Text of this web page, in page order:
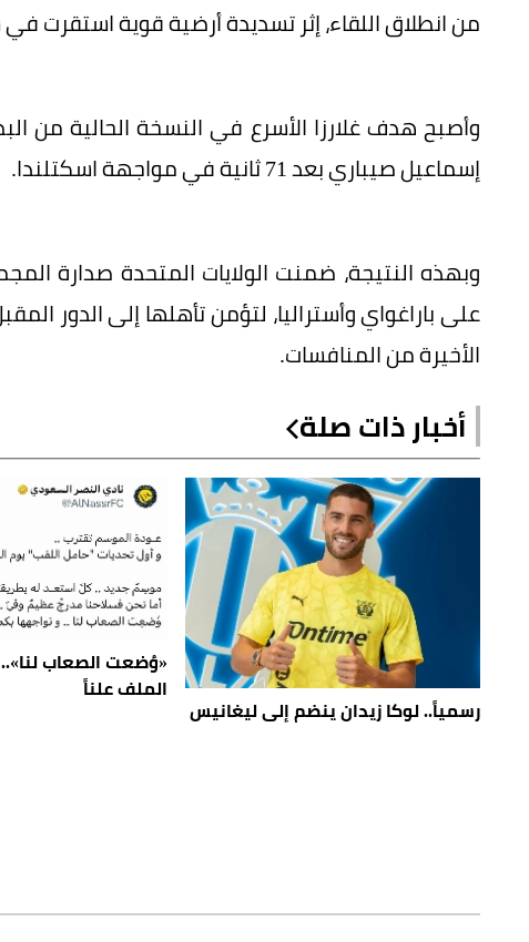
من انطلاق اللقاء، إثر تسديدة أرضية قوية استقرت
وأصبح هدف غلارزا الأسرع في النسخة الحالية من
إسماعيل صيباري بعد 71 ثانية في مواجهة اسكتلندا.
على باراغواي وأستراليا، لتؤمن تأهلها إلى الدور
الأخيرة من المنافسات.
أخبار ذات صلة
رسمياً.. لوكا زيدان ينضم إلى ليغانيس
«وُضعت الصعاب
الملف علناً